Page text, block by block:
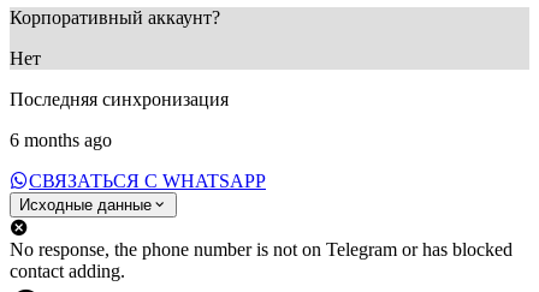
Корпоративный аккаунт?
Нет
Последняя синхронизация
6 months ago
СВЯЗАТЬСЯ С WHATSAPP
Исходные данные
No response, the phone number is not on Telegram or has blocked
contact adding.